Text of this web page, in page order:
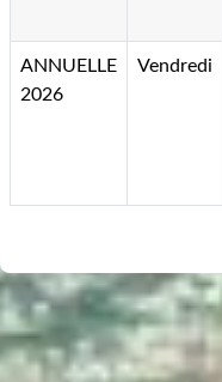
ANNUELLE
2026
Vendredi